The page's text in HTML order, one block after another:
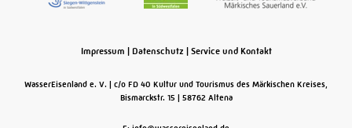
Impressum Datenschutz Service und Kontakt
WasserEisenland e. V.
c/o FD 40 Kultur und Tourismus des Märkischen Kreises,
Bismarckstr. 15
58762 Altena